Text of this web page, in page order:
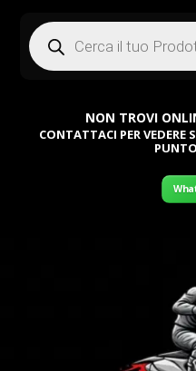
Products
search
NON TROVI
CONTATTACI PER VEDERE